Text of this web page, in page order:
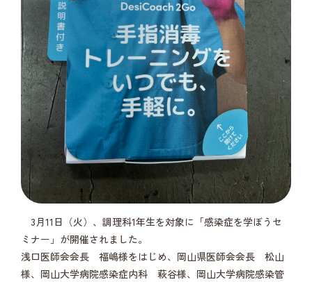
3月11日（火）、調理科1年生を対象に「感染症を学ぼうセ
ミナー」が開催されました。
浅口医師会会長 福嶋様をはじめ、岡山県医師会会長 松山
様、岡山大学病院感染症内科 萩谷様、岡山大学病院感染管